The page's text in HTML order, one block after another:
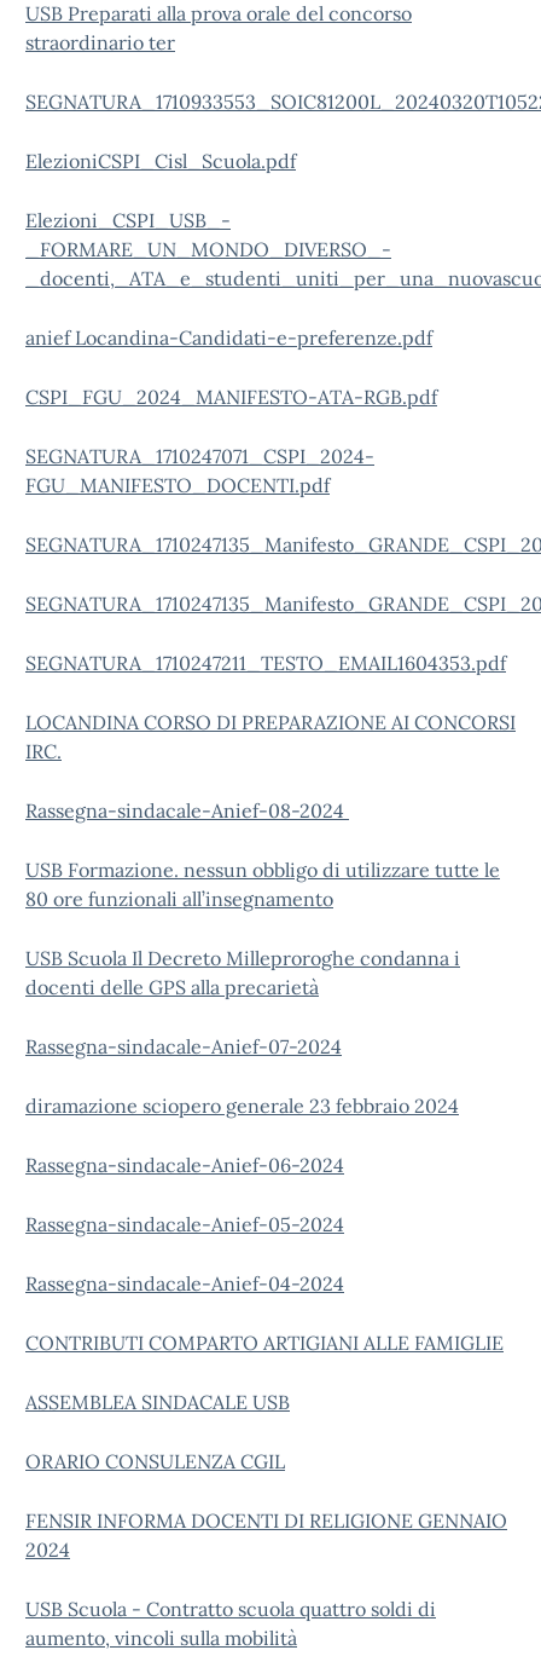
USB Preparati alla prova orale del concorso
straordinario ter
ElezioniCSPI_Cisl_Scuola.pdf
Elezioni_CSPI_USB_-
_FORMARE_UN_MONDO_DIVERSO_-
anief Locandina-Candidati-e-preferenze.pdf
CSPI_FGU_2024_MANIFESTO-ATA-RGB.pdf
SEGNATURA_1710247071_CSPI_2024-
FGU_MANIFESTO_DOCENTI.pdf
SEGNATURA_1710247211_TESTO_EMAIL1604353.pdf
LOCANDINA CORSO DI PREPARAZIONE AI CONCORSI
IRC.
Rassegna-sindacale-Anief-08-2024
USB Formazione. nessun obbligo di utilizzare tutte le
80 ore funzionali all’insegnamento
USB Scuola Il Decreto Milleproroghe condanna i
docenti delle GPS alla precarietà
Rassegna-sindacale-Anief-07-2024
diramazione sciopero generale 23 febbraio 2024
Rassegna-sindacale-Anief-06-2024
Rassegna-sindacale-Anief-05-2024
Rassegna-sindacale-Anief-04-2024
CONTRIBUTI COMPARTO ARTIGIANI ALLE FAMIGLIE
ASSEMBLEA SINDACALE USB
ORARIO CONSULENZA CGIL
FENSIR INFORMA DOCENTI DI RELIGIONE GENNAIO
2024
USB Scuola - Contratto scuola quattro soldi di
aumento, vincoli sulla mobilità